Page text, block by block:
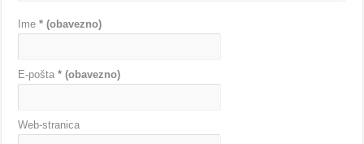
Ime* (obavezno)
E-pošta* (obavezno)
Web-stranica